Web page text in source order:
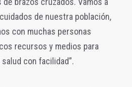
de nuestra población,
con muchas personas
recursos y medios para
con facilidad”.